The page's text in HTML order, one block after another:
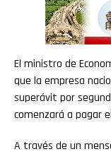
El ministro de
que la empresa
superávit por
comenzará a pagar
A través de un